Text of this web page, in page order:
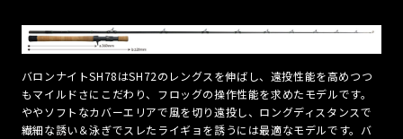
バロンナイトSH78はSH72のレングスを伸ばし、遠投性能を高めつつ
もマイルドさにこだわり、フロッグの操作性能を求めたモデルです。
ややソフトなカバーエリアで風を切り遠投し、ロングディスタンスで
繊細な誘い＆泳ぎでスレたライギョを誘うには最適なモデルです。バ